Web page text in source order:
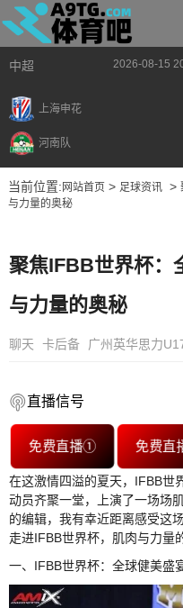
中超 2026-08-15
上海申花
河南队
当前位置: 网站首页> 足球资讯>
与力量的奥秘
聚焦IFBB世界杯：
与力量的奥秘
聊天 卡后备 广州英华思力
直播信号
免费直播① 免费直
在这激情四溢的夏天，IFBB世
动员齐聚一堂，上演了一场场
的编辑，我有幸近距离感受这
走进IFBB世界杯，肌肉与力量
一、IFBB世界杯：全球健美盛